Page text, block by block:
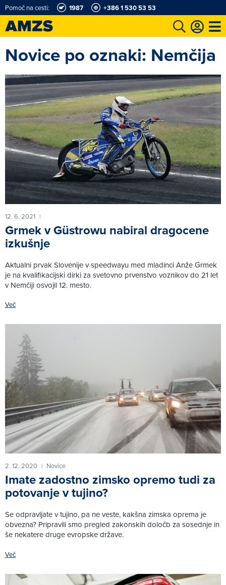
Pomoč na cesti: 1987 +386 1 530 53 53
Karting in motošportni center Najboljši za volanom Moj AMZS
Novice po oznaki: Nemčija
12. 6. 2021 |
Grmek v Güstrowu nabiral dragocene
izkušnje
Aktualni prvak Slovenije v speedwayu med mladinci Anže Grmek
je na kvalifikacijski dirki za svetovno prvenstvo voznikov do 21 let
v Nemčiji osvojil 12. mesto.
Več
2. 12. 2020 | Novice
Imate zadostno zimsko opremo tudi za
potovanje v tujino?
Se odpravljate v tujino, pa ne veste, kakšna zimska oprema je
obvezna? Pripravili smo pregled zakonskih določb za sosednje in
še nekatere druge evropske države.
Več